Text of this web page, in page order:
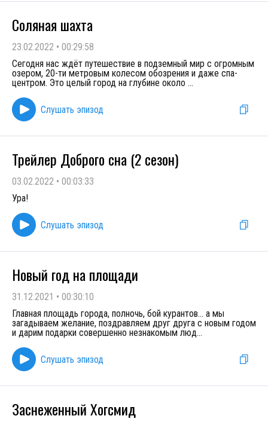
Соляная шахта
23.02.2022 • 00:29:58
Сегодня нас ждёт путешествие в подземный мир с огромным
озером, 20-ти метровым колесом обозрения и даже спа-
центром. Это целый город на глубине около ...
Слушать эпизод
Трейлер Доброго сна (2 сезон)
03.02.2022 • 00:03:33
Ура!
Слушать эпизод
Новый год на площади
31.12.2021 • 00:30:10
Главная площадь города, полночь, бой курантов… а мы
загадываем желание, поздравляем друг друга с новым годом
и дарим подарки совершенно незнакомым люд...
Слушать эпизод
Заснеженный Хогсмид